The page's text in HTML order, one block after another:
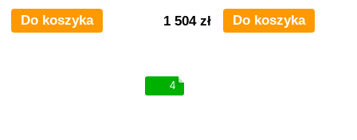
Do koszyka 1 504 zł Do koszyka
4